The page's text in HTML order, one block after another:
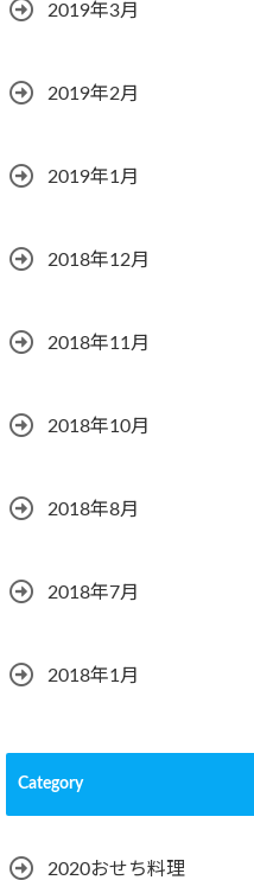
2019年3月
2019年2月
2019年1月
2018年12月
2018年11月
2018年10月
2018年8月
2018年7月
2018年1月
Category
2020おせち料理